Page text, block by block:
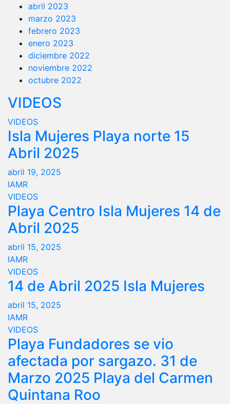
abril 2023
marzo 2023
febrero 2023
enero 2023
diciembre 2022
noviembre 2022
octubre 2022
VIDEOS
VIDEOS
Isla Mujeres Playa norte 15
Abril 2025
abril 19, 2025
IAMR
VIDEOS
Playa Centro Isla Mujeres 14 de
Abril 2025
abril 15, 2025
IAMR
VIDEOS
14 de Abril 2025 Isla Mujeres
abril 15, 2025
IAMR
VIDEOS
Playa Fundadores se vio
afectada por sargazo. 31 de
Marzo 2025 Playa del Carmen
Quintana Roo